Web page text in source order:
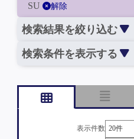
SU
解除
検索結果を絞り込む
検索条件を表示する
表示件数